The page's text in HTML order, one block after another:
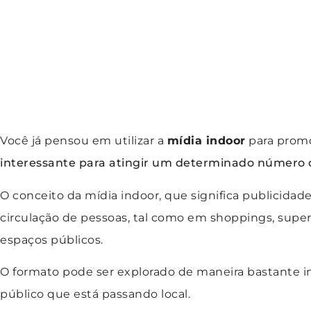
Você já pensou em utilizar a mídia indoor para
interessante para atingir um determinado número
O conceito da mídia indoor, que significa
circulação de pessoas, tal como em shoppings,
espaços públicos.
O formato pode ser explorado de maneira bastante
público que está passando local.